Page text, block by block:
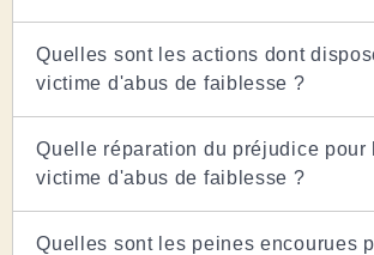
Quelles sont les actions dont
victime d'abus de faiblesse ?
Quelle réparation du préjudice pour
victime d'abus de faiblesse ?
Quelles sont les peines encourues